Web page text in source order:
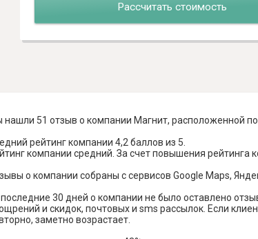
Рассчитать стоимость
нашли 51 отзыв о компании Магнит, расположенной
рейтинг компании 4,2 баллов из 5.
компании средний. За счет повышения рейтинга
о компании собраны с сервисов Google Maps,
30 дней о компании не было оставлено
и скидок, почтовых и sms рассылок. Если
заметно возрастает.